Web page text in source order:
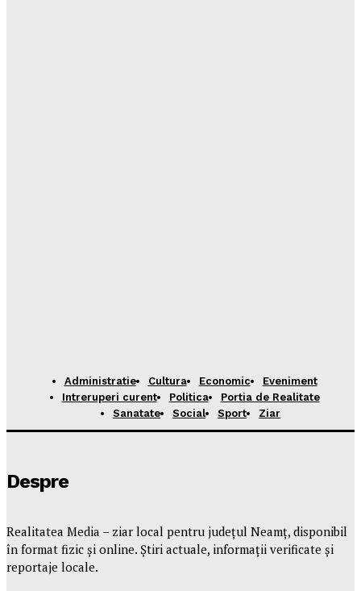
Administratie Cultura Economic
Eveniment
Intreruperi curent
Politica
Portia de Realitate
Sanatate
Social Sport Ziar
Despre
Realitatea Media – ziar local pentru județul Neamț, disponibil
în format fizic și online. Știri actuale, informații verificate și
reportaje locale.